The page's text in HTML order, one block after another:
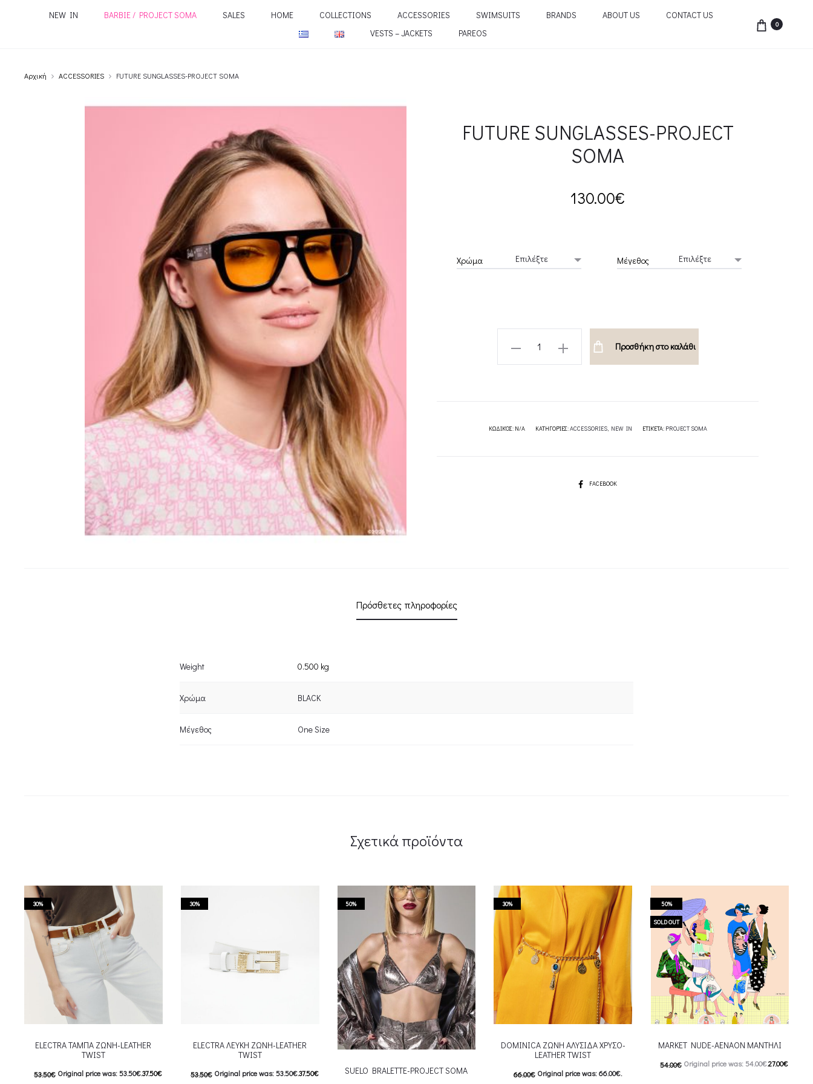
NEW IN BARBIE / PROJECT SOMA SALES HOME COLLECTIONS ACCESSORIES SWIMSUITS BRANDS ABOUT US
CONTACT US
VESTS – JACKETS
PAREOS
0
Αρχική ACCESSORIES FUTURE SUNGLASSES-PROJECT SOMA
FUTURE SUNGLASSES-PROJECT
SOMA
130.00€
Χρώμα Μέγεθος
Προσθήκη στο καλάθι
ΚΩΔΙΚΌΣ: N/A ΚΑΤΗΓΟΡΊΕΣ:ACCESSORIES, NEW IN ΕΤΙΚΈΤΑ: PROJECT SOMA
SHAREFACEBOOK
Πρόσθετες πληροφορίες
Weight 0.500 kg
Χρώμα BLACK
Μέγεθος One Size
Σχετικά προϊόντα
30%
ELECTRA ΤΑΜΠΑ ΖΩΝΗ-LEATHER
TWIST
53.50€ Original price was: 53.50€.37.50€
30%
ELECTRA ΛΕΥΚΗ ΖΩΝΗ-LEATHER
TWIST
53.50€ Original price was: 53.50€.37.50€
50%
SUELO BRALETTE-PROJECT SOMA
30%
DOMINICA ΖΩΝΗ ΑΛΥΣΙΔΑ ΧΡΥΣΟ-
LEATHER TWIST
66.00€ Original price was: 66.00€.
50%
SOLD OUT
MARKET NUDE-AENAON ΜΑΝΤΗΛΙ
54.00€ Original price was: 54.00€.27.00€